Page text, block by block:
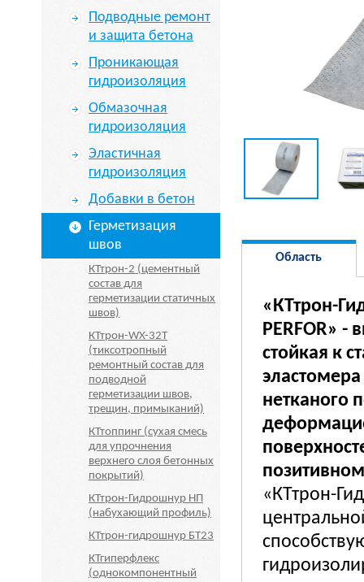
Подводные ремонт
и защита бетона
Проникающая
гидроизоляция
Обмазочная
гидроизоляция
Эластичная
гидроизоляция
Добавки в бетон
Герметизация
швов
КТтрон-2 (цементный
состав для
герметизации статичных
швов)
КТтрон-WX-32T
(тиксотропный
ремонтный состав для
подводной
герметизации швов,
трещин, примыканий)
КТтоппинг (сухая смесь
для упрочнения
верхнего слоя бетонных
покрытий)
КТтрон-Гидрошнур НП
(набухающий профиль)
КТтрон-гидрошнур БТ23
КТгиперфлекс
(однокомпонентный
Область
«КТтрон-
PERFOR» -
стойкая к
нетканого
«КТтрон-